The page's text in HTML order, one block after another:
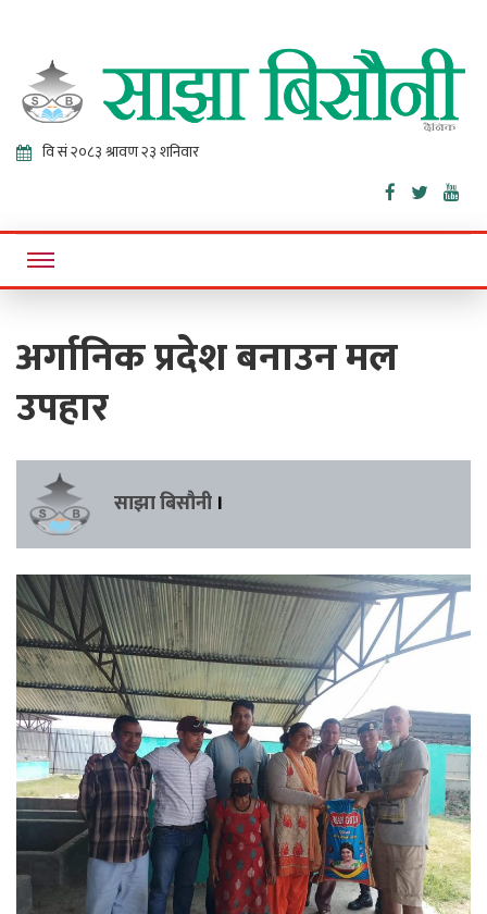
Sajha
Bisaunee
Online News Portal
अर्गानिक प्रदेश बनाउन मल
उपहार
साझा बिसौनी ।